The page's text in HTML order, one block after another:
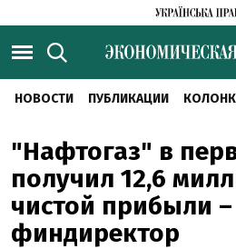
НОВОСТИ ПУБЛИКАЦИИ
"Нафтогаз" в
получил 12,6
чистой прибыли –
финдиректор